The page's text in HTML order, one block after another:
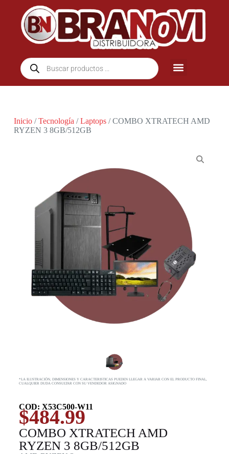
Inicio/Tecnología /Laptops/ COMBO XTRATECH AMD
RYZEN 3 8GB/512GB
*LA ILUSTRACIÓN, DIMENSIONES Y CARACTERISTICAS PUEDEN LLEGAR A VARIAR CON EL PRODUCTO FINAL,
CUALQUIER DUDA CONSULTAR CON SU VENDEDOR ASIGNADO
COD: X53C500-W11
$484.99
COMBO XTRATECH AMD
RYZEN 3 8GB/512GB